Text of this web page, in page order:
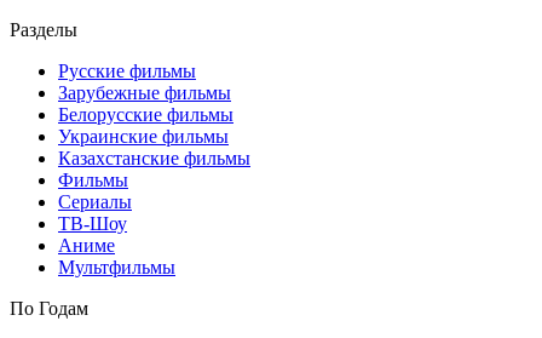
Разделы
Русские фильмы
Зарубежные фильмы
Белорусские фильмы
Украинские фильмы
Казахстанские фильмы
Фильмы
Сериалы
ТВ-Шоу
Аниме
Мультфильмы
По Годам